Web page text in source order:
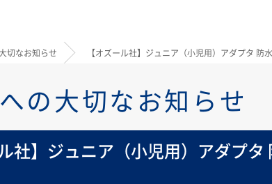
切なお知らせ 【オズール社】ジュニア（小児用）アダプタ 防
の大切なお知らせ
ル社】ジュニア（小児用）アダプ